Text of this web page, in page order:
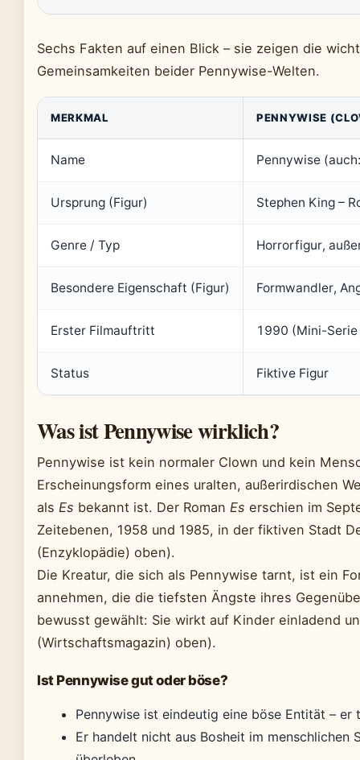
Sechs Fakten auf einen Blick – sie zeigen die
Gemeinsamkeiten beider Pennywise-Welten.
MERKMAL PENNYWISE
Name Pennywise
Ursprung (Figur) Stephen King –
Genre / Typ Horrorfigur,
Besondere Eigenschaft (Figur) Formwandler,
Erster Filmauftritt 1990 (Mini-Serie
Status Fiktive Figur
Was ist Pennywise wirklich?
Pennywise ist kein normaler Clown und kein
Erscheinungsform eines uralten, außerirdischen
als Es bekannt ist. Der Roman Es erschien im
Zeitebenen, 1958 und 1985, in der fiktiven Stadt
(Enzyklopädie) oben).
Die Kreatur, die sich als Pennywise tarnt, ist ein
annehmen, die die tiefsten Ängste ihres
bewusst gewählt: Sie wirkt auf Kinder einladend
(Wirtschaftsmagazin) oben).
Ist Pennywise gut oder böse?
Pennywise ist eindeutig eine böse Entität –
Er handelt nicht aus Bosheit im menschlichen